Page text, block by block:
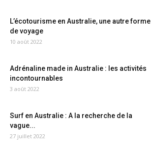
L’écotourisme en Australie, une autre forme
de voyage
10 août 2022
Adrénaline made in Australie : les activités
incontournables
3 août 2022
Surf en Australie : A la recherche de la
vague...
27 juillet 2022